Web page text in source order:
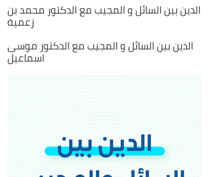
الدين بين السائل و المجيب مع الدكتور محمد بن
زعمية
الدين بين السائل و المجيب مع الدكتور موسى
اسماعيل